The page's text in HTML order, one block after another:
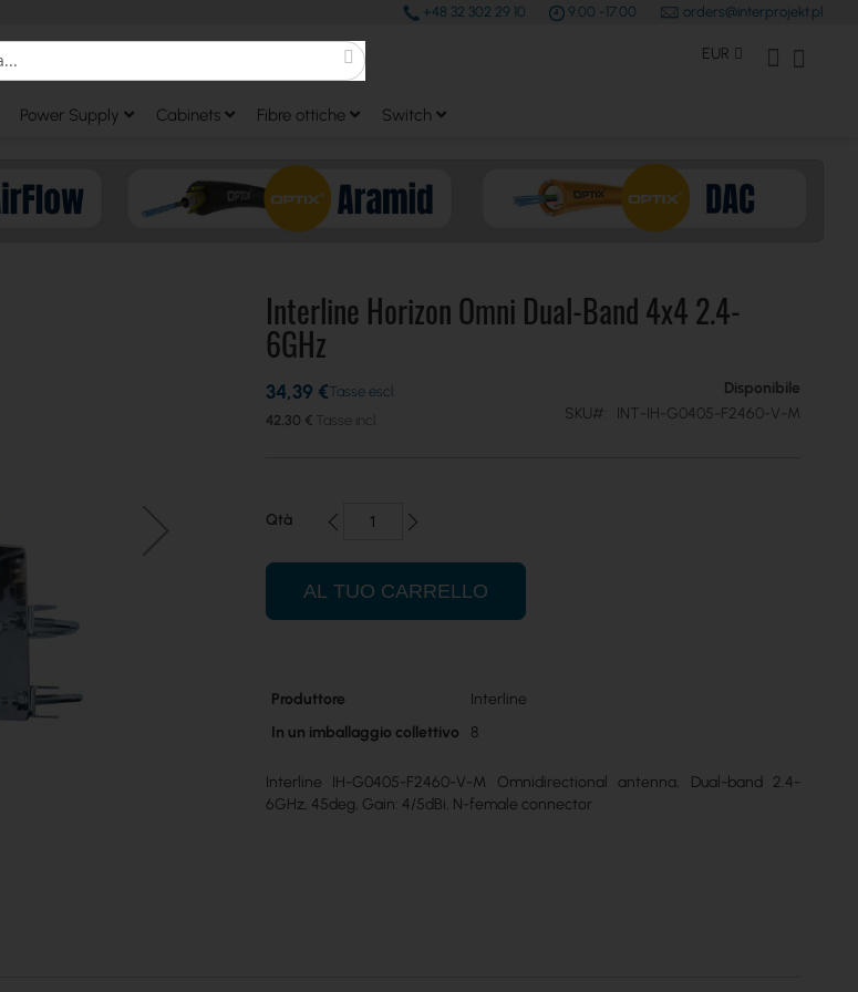
+48 32 302 29 10 9.00 -17.00 orders@interprojekt.pl
Search Valuta
EUR Il mio Account
Power Supply Cabinets Fibre ottiche Switch
Interline Horizon Omni Dual-Band 4x4 2.4-
6GHz
42,30 €
34,39 €
Disponibile
SKU
INT-IH-G0405-F2460-V-M
Qtà
AL TUO CARRELLO
Maggiori
Produttore
Interline
In un imballaggio collettivo
8
Interline IH-G0405-F2460-V-M Omnidirectional antenna, Dual-band 2.4-
6GHz, 45deg, Gain: 4/5dBi, N-female connector